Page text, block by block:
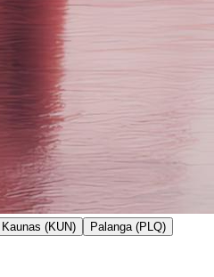
Kaunas (KUN)
Palanga (PLQ)